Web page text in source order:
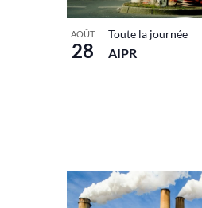
AOÛT
28
Toute la journée
AIPR